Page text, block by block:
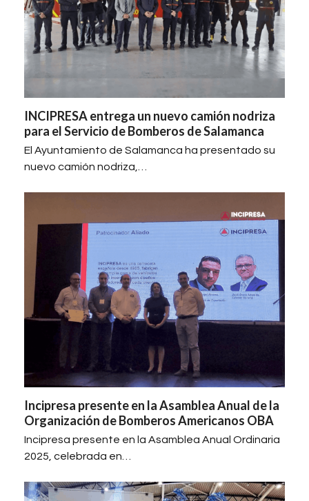
INCIPRESA entrega un nuevo camión nodriza
para el Servicio de Bomberos de Salamanca
El Ayuntamiento de Salamanca ha presentado su
nuevo camión nodriza,…
Incipresa presente en la Asamblea Anual de la
Organización de Bomberos Americanos OBA
Incipresa presente en la Asamblea Anual Ordinaria
2025, celebrada en…